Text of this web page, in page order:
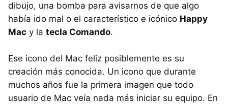
dibujo, una bomba para avisarnos de que algo
había ido mal o el característico e icónico Happy
Mac y la tecla Comando.
Ese icono del Mac feliz posiblemente es su
creación más conocida. Un icono que durante
muchos años fue la primera imagen que todo
usuario de Mac veía nada más iniciar su equipo. En